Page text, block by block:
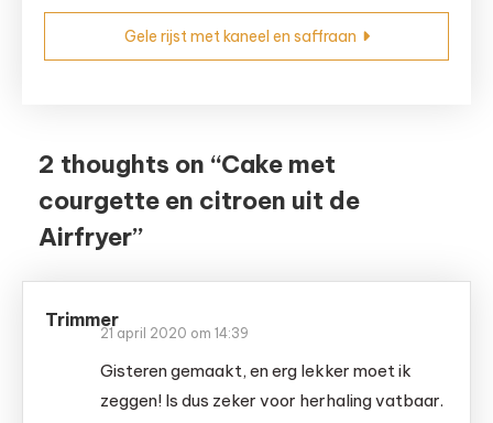
Gele rijst met kaneel en saffraan
2 thoughts on “Cake met
courgette en citroen uit de
Airfryer”
Trimmer
21 april 2020 om 14:39
Gisteren gemaakt, en erg lekker moet ik
zeggen! Is dus zeker voor herhaling vatbaar.